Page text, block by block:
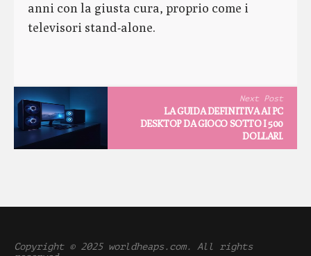
anni con la giusta cura, proprio come i
televisori stand-alone.
Next Post
LA GUIDA DEFINITIVA AI PC
DESKTOP DA GIOCO SOTTO I 500
DOLLARI.
Copyright © 2025 worldheaps.com. All rights